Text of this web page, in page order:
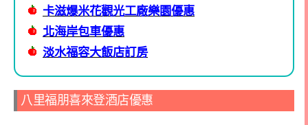
卡滋爆米花觀光工廠樂園優惠
北海岸包車優惠
淡水福容大飯店訂房
八里福朋喜來登酒店優惠